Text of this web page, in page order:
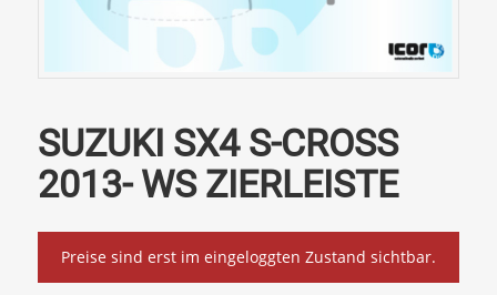
SUZUKI SX4 S-CROSS
2013- WS ZIERLEISTE
Preise sind erst im eingeloggten Zustand sichtbar.